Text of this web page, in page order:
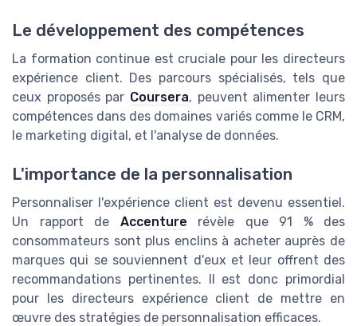
Le développement des compétences
La formation continue est cruciale pour les directeurs
expérience client. Des parcours spécialisés, tels que
ceux proposés par Coursera, peuvent alimenter leurs
compétences dans des domaines variés comme le CRM,
le marketing digital, et l'analyse de données.
L'importance de la personnalisation
Personnaliser l'expérience client est devenu essentiel.
Un rapport de Accenture révèle que 91 % des
consommateurs sont plus enclins à acheter auprès de
marques qui se souviennent d'eux et leur offrent des
recommandations pertinentes. Il est donc primordial
pour les directeurs expérience client de mettre en
œuvre des stratégies de personnalisation efficaces.